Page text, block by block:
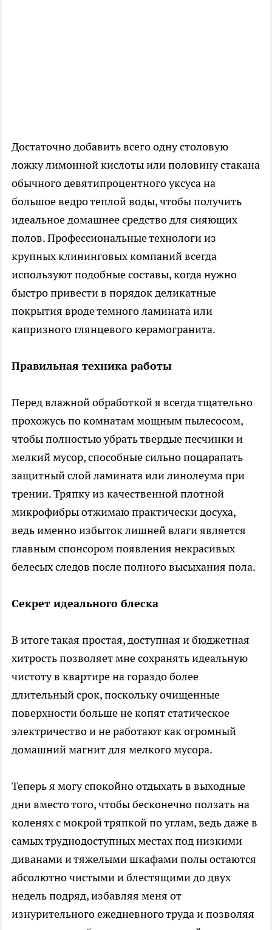
Достаточно добавить всего одну столовую
ложку лимонной кислоты или половину стакана
обычного девятипроцентного уксуса на
большое ведро теплой воды, чтобы получить
идеальное домашнее средство для сияющих
полов. Профессиональные технологи из
крупных клининговых компаний всегда
используют подобные составы, когда нужно
быстро привести в порядок деликатные
покрытия вроде темного ламината или
капризного глянцевого керамогранита.
Правильная техника работы
Перед влажной обработкой я всегда тщательно
прохожусь по комнатам мощным пылесосом,
чтобы полностью убрать твердые песчинки и
мелкий мусор, способные сильно поцарапать
защитный слой ламината или линолеума при
трении. Тряпку из качественной плотной
микрофибры отжимаю практически досуха,
ведь именно избыток лишней влаги является
главным спонсором появления некрасивых
белесых следов после полного высыхания пола.
Секрет идеального блеска
В итоге такая простая, доступная и бюджетная
хитрость позволяет мне сохранять идеальную
чистоту в квартире на гораздо более
длительный срок, поскольку очищенные
поверхности больше не копят статическое
электричество и не работают как огромный
домашний магнит для мелкого мусора.
Теперь я могу спокойно отдыхать в выходные
дни вместо того, чтобы бесконечно ползать на
коленях с мокрой тряпкой по углам, ведь даже в
самых труднодоступных местах под низкими
диванами и тяжелыми шкафами полы остаются
абсолютно чистыми и блестящими до двух
недель подряд, избавляя меня от
изнурительного ежедневного труда и позволяя